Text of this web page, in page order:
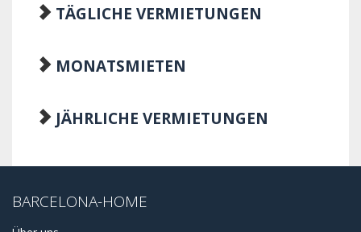
TÄGLICHE VERMIETUNGEN
MONATSMIETEN
JÄHRLICHE VERMIETUNGEN
BARCELONA-HOME